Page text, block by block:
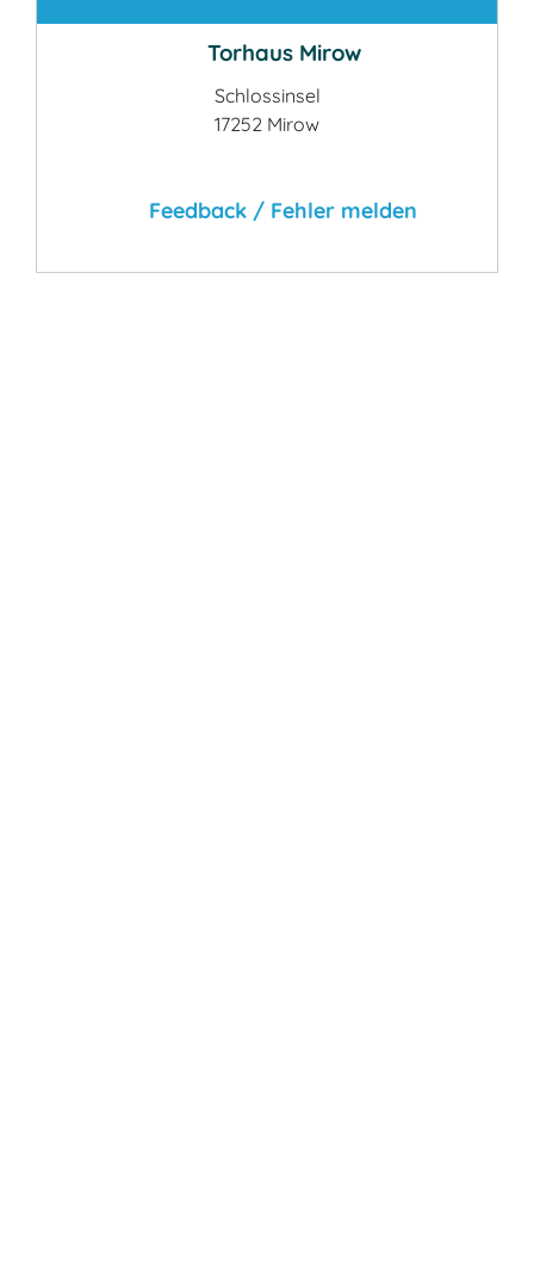
Torhaus Mirow
Schlossinsel
17252 Mirow
Feedback / Fehler melden